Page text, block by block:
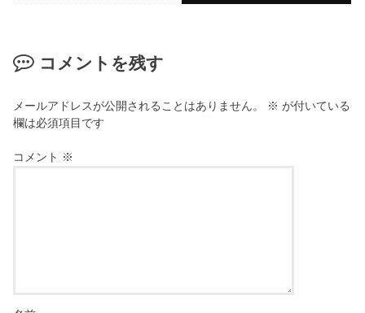
コメントを残す
メールアドレスが公開されることはありません。 ※ が付いている
欄は必須項目です
コメント ※